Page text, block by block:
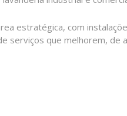
estratégica, com
que melhorem, de